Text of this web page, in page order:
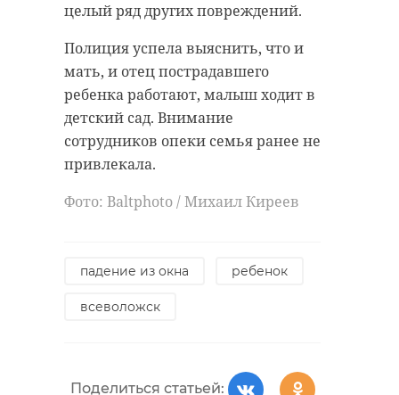
целый ряд других повреждений.
Полиция успела выяснить, что и
мать, и отец пострадавшего
ребенка работают, малыш ходит в
детский сад. Внимание
сотрудников опеки семья ранее не
привлекала.
Фото: Baltphoto / Михаил Киреев
падение из окна ребенок
всеволожск
Поделиться статьей: